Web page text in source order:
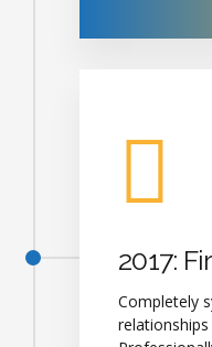
2017:
Completely